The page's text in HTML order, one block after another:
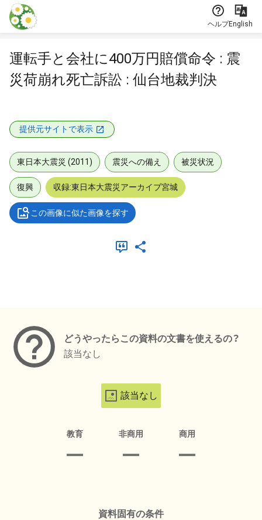
本文に飛ぶ
ヘルプEnglish
運転手と会社に400万円賠償命令 : 震
災荷崩れ死亡訴訟 : 仙台地裁判決
提供元サイトで表示
東日本大震災 (2011) 震災への備え 被災状況
復興 収録:東日本大震災アーカイブ宮城
この画像に似た画像を探す
どうやったらこの資料の文書を使えるの？
該当なし
該当なし
教育 非商用 商用
資料固有の条件